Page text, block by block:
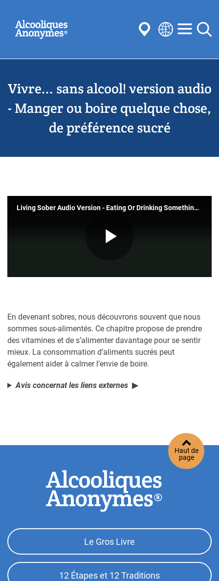
contenu
principal
Recherchez
Soumettre
Souvent recherché:
réunions
l’anonymat Étapes
Traditions
Concepts
comités
Select
language
Vivre... sans alcool! version audio
- Manger ou boire quelque chose,
de préférence sucré
Living Sober Audio Version - Eating Or Drinking Something Usually Sweet
Video
En devenant sobres, nous découvrons souvent que nous
sommes sous-alimentés. Ce chapitre propose de prendre
des vitamines et de s’alimenter davantage pour se sentir
mieux. La consommation d’aliments sucrés peut
également aider à calmer l’envie de boire.
Avis concernat les liens externes
Haut de
page
Footer
Top
Menu
Le Gros Livre
12 Étapes et 12 Traditions